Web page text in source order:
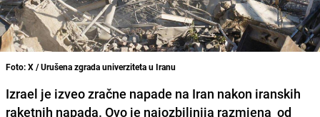
Foto: X / Urušena zgrada univerziteta u Iranu
Izrael je izveo zračne napade na Iran nakon iranskih
raketnih napada. Ovo je najozbiljnija razmjena od